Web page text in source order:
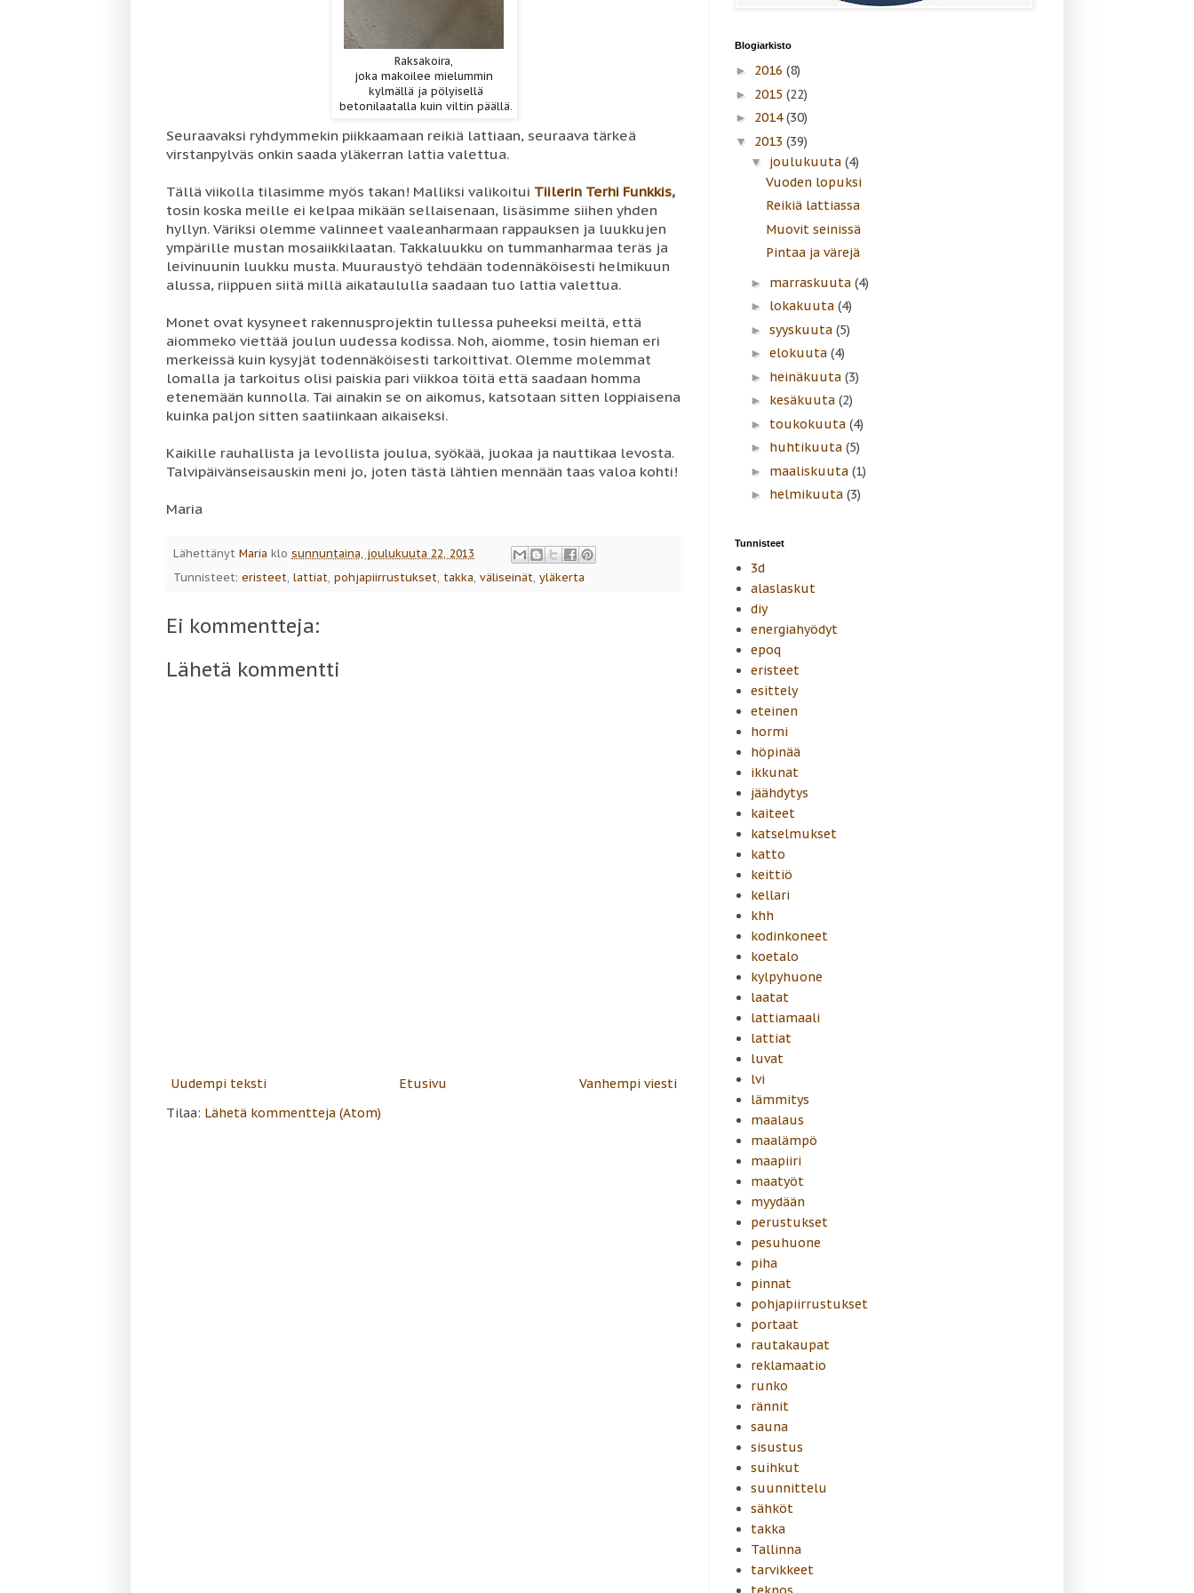
Raksakoira,
joka makoilee mielummin
kylmällä ja pölyisellä
betonilaatalla kuin viltin päällä.
Seuraavaksi ryhdymmekin piikkaamaan reikiä lattiaan, seuraava tärkeä
virstanpylväs onkin saada yläkerran lattia valettua.
Tällä viikolla tilasimme myös takan! Malliksi valikoitui Tiilerin Terhi Funkkis,
tosin koska meille ei kelpaa mikään sellaisenaan, lisäsimme siihen yhden
hyllyn. Väriksi olemme valinneet vaaleanharmaan rappauksen ja luukkujen
ympärille mustan mosaiikkilaatan. Takkaluukku on tummanharmaa teräs ja
leivinuunin luukku musta. Muuraustyö tehdään todennäköisesti helmikuun
alussa, riippuen siitä millä aikataululla saadaan tuo lattia valettua.
Monet ovat kysyneet rakennusprojektin tullessa puheeksi meiltä, että
aiommeko viettää joulun uudessa kodissa. Noh, aiomme, tosin hieman eri
merkeissä kuin kysyjät todennäköisesti tarkoittivat. Olemme molemmat
lomalla ja tarkoitus olisi paiskia pari viikkoa töitä että saadaan homma
etenemään kunnolla. Tai ainakin se on aikomus, katsotaan sitten loppiaisena
kuinka paljon sitten saatiinkaan aikaiseksi.
Kaikille rauhallista ja levollista joulua, syökää, juokaa ja nauttikaa levosta.
Talvipäivänseisauskin meni jo, joten tästä lähtien mennään taas valoa kohti!
Maria
Lähettänyt Maria klo sunnuntaina, joulukuuta 22, 2013
Tunnisteet: eristeet, lattiat, pohjapiirrustukset, takka, väliseinät, yläkerta
Ei kommentteja:
Lähetä kommentti
Uudempi teksti Vanhempi viesti
Etusivu
Tilaa: Lähetä kommentteja (Atom)
Blogiarkisto
► 2016 (8)
► 2015 (22)
► 2014(30)
▼ 2013 (39)
▼ joulukuuta (4)
Vuoden lopuksi
Reikiä lattiassa
Muovit seinissä
Pintaa ja värejä
► marraskuuta (4)
► lokakuuta (4)
► syyskuuta (5)
► elokuuta (4)
► heinäkuuta (3)
► kesäkuuta (2)
► toukokuuta (4)
► huhtikuuta (5)
► maaliskuuta (1)
► helmikuuta (3)
Tunnisteet
3d
alaslaskut
diy
energiahyödyt
epoq
eristeet
esittely
eteinen
hormi
höpinää
ikkunat
jäähdytys
kaiteet
katselmukset
katto
keittiö
kellari
khh
kodinkoneet
koetalo
kylpyhuone
laatat
lattiamaali
lattiat
luvat
lvi
lämmitys
maalaus
maalämpö
maapiiri
maatyöt
myydään
perustukset
pesuhuone
piha
pinnat
pohjapiirrustukset
portaat
rautakaupat
reklamaatio
runko
rännit
sauna
sisustus
suihkut
suunnittelu
sähköt
takka
Tallinna
tarvikkeet